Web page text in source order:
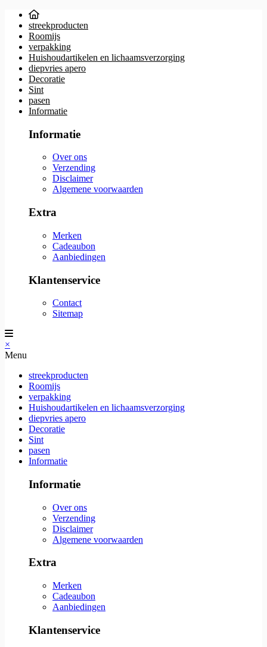
streekproducten
Roomijs
verpakking
Huishoudartikelen en lichaamsverzorging
diepvries apero
Decoratie
Sint
pasen
Informatie
Informatie
Over ons
Verzending
Disclaimer
Algemene voorwaarden
Extra
Merken
Cadeaubon
Aanbiedingen
Klantenservice
Contact
Sitemap
×
Menu
streekproducten
Roomijs
verpakking
Huishoudartikelen en lichaamsverzorging
diepvries apero
Decoratie
Sint
pasen
Informatie
Informatie
Over ons
Verzending
Disclaimer
Algemene voorwaarden
Extra
Merken
Cadeaubon
Aanbiedingen
Klantenservice